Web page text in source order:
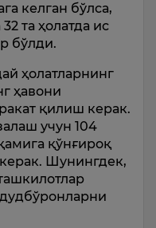
келган бўлса,
та ҳолатда ис
бўлди.
ҳолатларнинг
ҳавони
қилиш керак.
учун 104
қўнғироқ
Шунингдек,